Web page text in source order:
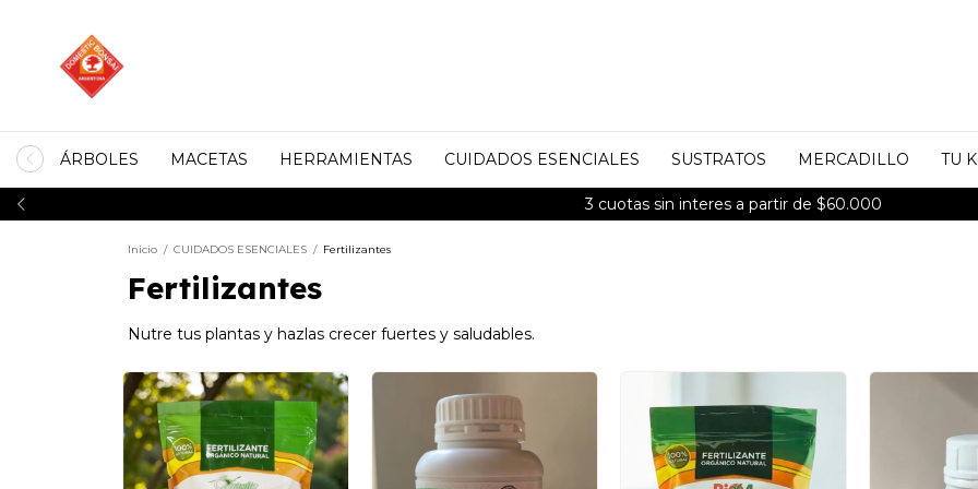
CABA, GBA Y BUENOS AIRES con envío gratis a partir de $150.000 | Hasta 30 kg
ÁRBOLES MACETAS HERRAMIENTAS CUIDADOS ESENCIALES SUSTRATOS MERCADILLO TU
Inicio / CUIDADOS ESENCIALES / Fertilizantes
Fertilizantes
Nutre tus plantas y hazlas crecer fuertes y saludables.